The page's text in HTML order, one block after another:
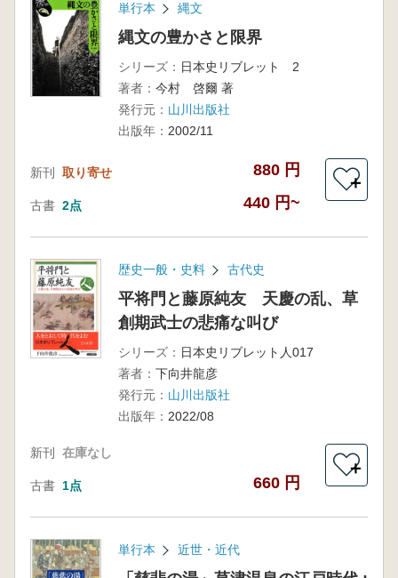
単行本 縄文
縄文の豊かさと限界
シリーズ： 日本史リブレット 2
著者： 今村 啓爾 著
発行元： 山川出版社
出版年： 2002/11
新刊 取り寄せ 880 円
古書 2点 440 円~
＋
歴史一般・史料 古代史
平将門と藤原純友 天慶の乱、草
創期武士の悲痛な叫び
シリーズ： 日本史リブレット人017
著者： 下向井龍彦
発行元： 山川出版社
出版年： 2022/08
新刊 在庫なし
古書 1点 660 円
＋
単行本 近世・近代